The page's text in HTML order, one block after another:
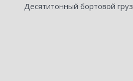
Десятитонный бортовой